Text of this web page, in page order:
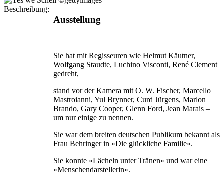
Beschreibung:
Ausstellung
Sie hat mit Regisseuren wie Helmut Käutner,
Wolfgang Staudte, Luchino Visconti, René Clement
gedreht,
stand vor der Kamera mit O. W. Fischer, Marcello
Mastroianni, Yul Brynner, Curd Jürgens, Marlon
Brando, Gary Cooper, Glenn Ford, Jean Marais –
um nur einige zu nennen.
Sie war dem breiten deutschen Publikum bekannt als
Frau Behringer in »Die glückliche Familie«.
Sie konnte »Lächeln unter Tränen« und war eine
»Menschendarstellerin«.